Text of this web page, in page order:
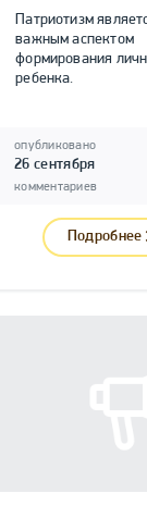
Патриотизм
важным аспектом
формирования
ребенка.
опубликовано
26 сентября
комментариев
Подробнее